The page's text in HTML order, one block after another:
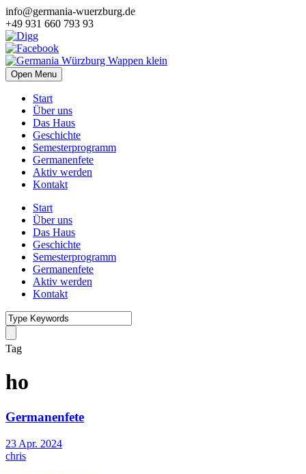
info@germania-wuerzburg.de
+49 931 660 793 93
Open Menu
Start
Über uns
Das Haus
Geschichte
Semesterprogramm
Germanenfete
Aktiv werden
Kontakt
Start
Über uns
Das Haus
Geschichte
Semesterprogramm
Germanenfete
Aktiv werden
Kontakt
Tag
ho
Germanenfete
23 Apr. 2024
chris